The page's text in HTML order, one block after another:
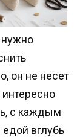
нужно
он не несет
с каждым
вглубь